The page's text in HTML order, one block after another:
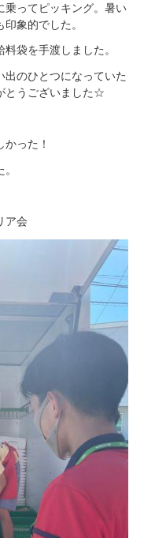
乗ってピッキング。暑い
象的でした。
袋を手渡しました。
のひとつになっていた
とうございました☆
った！